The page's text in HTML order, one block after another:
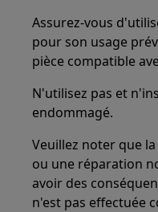
Assurez-vous
pour son usage
pièce compatible
N'utilisez pas et
endommagé.
Veuillez noter que
ou une réparation
avoir des
n'est pas effectuée